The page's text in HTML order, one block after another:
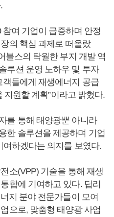
참여 기업이 급증하며 안정
의 핵심 과제로 떠올랐
블스의 탁월한 부지 개발 역
루션 운영 노하우 및 투자
들에게 재생에너지 공급
지원할 계획”이라고 밝혔다.
를 통해 태양광뿐 아니라
한 솔루션을 제공하며 기업
하겠다는 의지를 보였다.
소(VPP) 기술을 통해 재생
합에 기여하고 있다. 딥리
지 분야 전문가들이 모여
으로, 맞춤형 태양광 사업